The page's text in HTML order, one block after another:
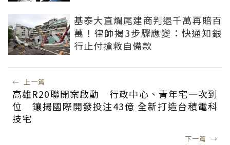
基泰大直爛尾建商判退千萬再賠百
萬！律師揭3步驟應變：快通知銀
行止付搶救自備款
← 上一篇
高雄R20聯開案啟動 行政中心、青年宅一次到
位 鑲揚國際開發投注43億 全新打造台積電科
技宅
下一篇 →